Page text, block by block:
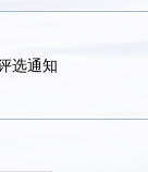
选通知